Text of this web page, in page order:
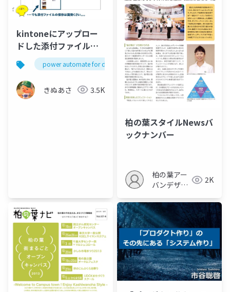
kintoneにアップロー
ドした添付ファイルを
一括でダウンロードす
るPower Automate
for desktopフローの
紹介
power automate for desktop pad pa4d
きぬあさ 3.5K
柏の葉スタイルNewsバ
ックナンバー
柏の葉アー
バンデザイ
2K